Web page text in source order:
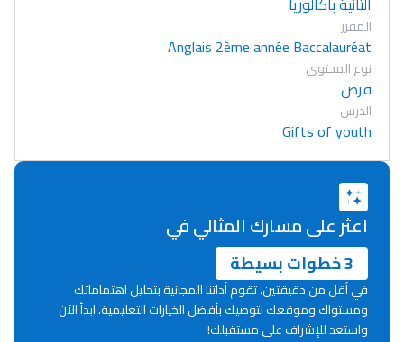
المقرر
Anglais 2ème année Baccalauréat
نوع المحتوى
فرض
الدرس
Gifts of youth
اعثر على مسارك المثالي في
3 خطوات بسيطة
في أقل من دقيقتين، تقوم أداتنا المجانية بتحليل اهتماماتك
ومستواك وموقعك لتوصيك بأفضل الخيارات التعليمية. ابدأ الآن
واستعد للإشراف على مستقبلك!